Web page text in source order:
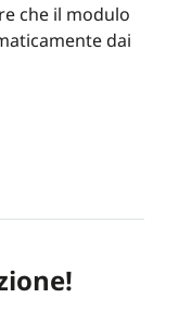
che il modulo
dai